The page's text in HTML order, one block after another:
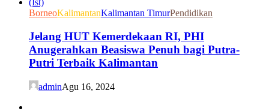
BorneoKalimantanKalimantan TimurPendidikan
Jelang HUT Kemerdekaan RI, PHI
Anugerahkan Beasiswa Penuh bagi Putra-
Putri Terbaik Kalimantan
adminAgu 16, 2024